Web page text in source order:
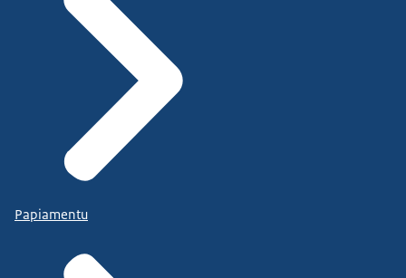
Papiamentu